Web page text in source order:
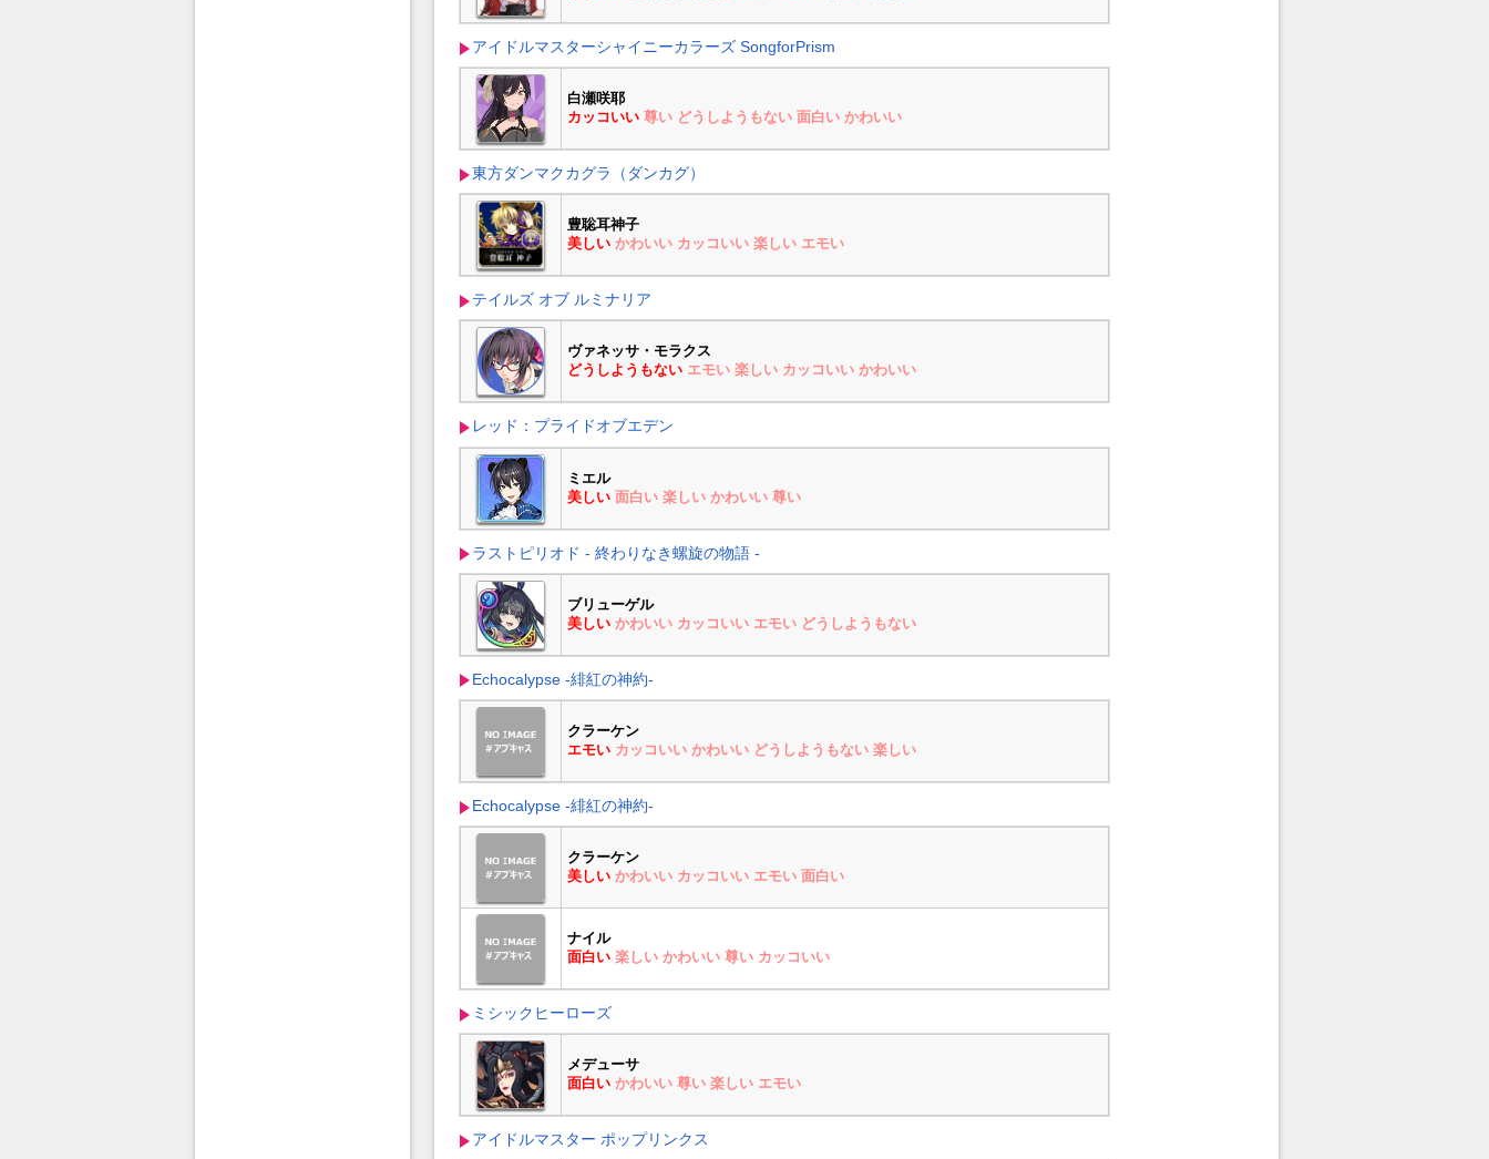
アイドルマスターシャイニーカラーズ SongforPrism
白瀬咲耶
カッコいい 尊い どうしようもない 面白い かわいい
東方ダンマクカグラ（ダンカグ）
豊聡耳神子
美しい かわいい カッコいい 楽しい エモい
テイルズ オブ ルミナリア
ヴァネッサ・モラクス
どうしようもない エモい 楽しい カッコいい かわいい
レッド：プライドオブエデン
ミエル
美しい 面白い 楽しい かわいい 尊い
ラストピリオド - 終わりなき螺旋の物語 -
ブリューゲル
美しい かわいい カッコいい エモい どうしようもない
Echocalypse -緋紅の神約-
クラーケン
エモい カッコいい かわいい どうしようもない 楽しい
Echocalypse -緋紅の神約-
クラーケン
美しい かわいい カッコいい エモい 面白い
ナイル
面白い 楽しい かわいい 尊い カッコいい
ミシックヒーローズ
メデューサ
面白い かわいい 尊い 楽しい エモい
アイドルマスター ポップリンクス